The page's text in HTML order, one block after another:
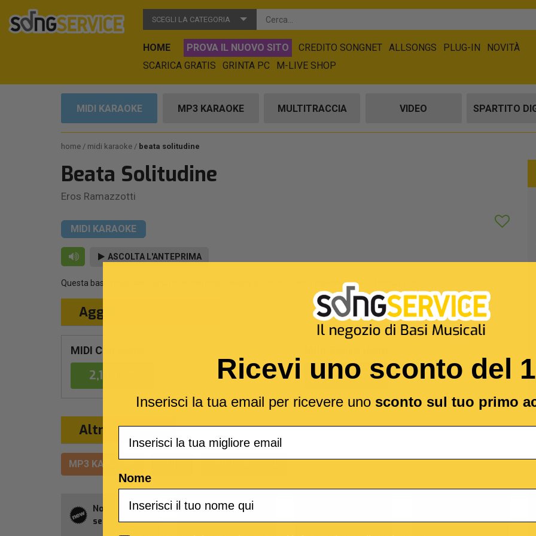
SCEGLI LA CATEGORIA
HOME PROVA IL NUOVO SITO CREDITO SONGNET ALLSONGS PLUG-IN
NOVITÀ
SCARICA GRATIS
GRINTA PC M-LIVE SHOP
MIDI KARAOKE MP3 KARAOKE MULTITRACCIA VIDEO SPARTITO
home midi karaoke beata solitudine
Beata Solitudine
Eros Ramazzotti
MIDI KARAOKE
ASCOLTA L'ANTEPRIMA
Questa base musicale è una cover del brano reso celebre daEros Ramazzotti
Aggiungi al Carrello
MIDI Con testo
2,19 € 2,19 €
Altri formati
MP3 KARAOKE
Novità della
settimana
Abbonamento
Allsongs
Ricevi uno sconto del
Inserisci la tua email per ricevere uno sconto sul tuo primo
Nome